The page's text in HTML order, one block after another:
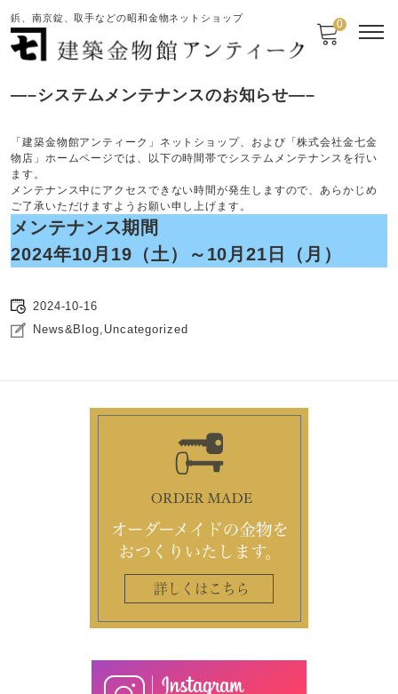
鋲、南京錠、取手などの昭和金物ネットショップ 0
—–システムメンテナンスのお知らせ—–
「建築金物館アンティーク」ネットショップ、および「株式会社金七金
物店」ホームページでは、以下の時間帯でシステムメンテナンスを行い
ます。
メンテナンス中にアクセスできない時間が発生しますので、あらかじめ
ご了承いただけますようお願い申し上げます。
メンテナンス期間
2024年10月19（土）～10月21日（月）
2024-10-16
News&Blog, Uncategorized